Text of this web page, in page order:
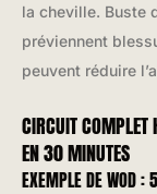
la cheville. Buste
préviennent
peuvent réduire
CIRCUIT COMPLET
EN 30 MINUTES
EXEMPLE DE WOD :